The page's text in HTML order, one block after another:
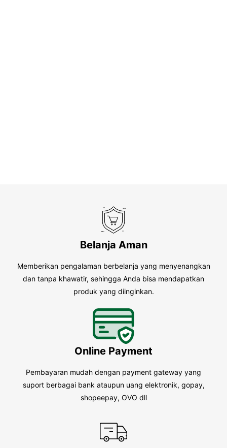
Belanja Aman
Memberikan pengalaman berbelanja yang menyenangkan
dan tanpa khawatir, sehingga Anda bisa mendapatkan
produk yang diinginkan.
Online Payment
Pembayaran mudah dengan payment gateway yang
suport berbagai bank ataupun uang elektronik, gopay,
shopeepay, OVO dll